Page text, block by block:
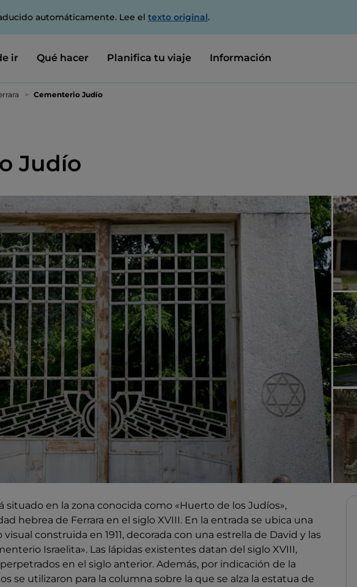
automáticamente. Lee el texto original.
ir Qué hacer Planifica tu viaje Información
Cementerio Judío
Judío
situado en la zona conocida como «Huerto de los Judíos»,
hebrea de Ferrara en el siglo XVIII. En la entrada se ubica una
construida en 1911, decorada con una estrella de David y las
Israelita». Las lápidas existentes datan del siglo XVIII,
en el siglo anterior. Además, por indicación de la
se utilizaron para la columna sobre la que se alza la estatua de